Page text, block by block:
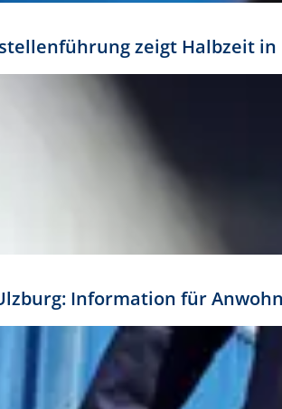
zeigt Halbzeit
Information für